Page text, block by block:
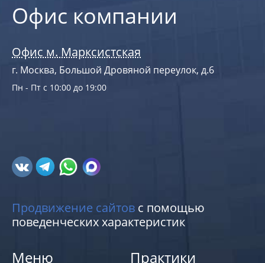
Офис компании
Офис м. Марксистская
г. Москва, Большой Дровяной переулок, д.6
Пн - Пт с 10:00 до 19:00
Продвижение сайтов с помощью
поведенческих характеристик
Меню Практики